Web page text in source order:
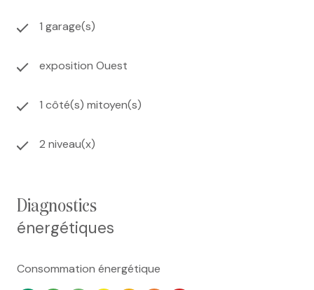
1 garage(s)
exposition Ouest
1 côté(s) mitoyen(s)
2 niveau(x)
diagnostics
énergétiques
Consommation énergétique